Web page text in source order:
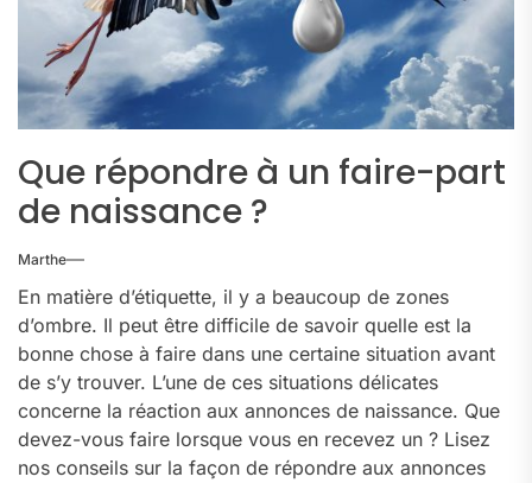
Que répondre à un faire-part
de naissance ?
Marthe
En matière d’étiquette, il y a beaucoup de zones
d’ombre. Il peut être difficile de savoir quelle est la
bonne chose à faire dans une certaine situation avant
de s’y trouver. L’une de ces situations délicates
concerne la réaction aux annonces de naissance. Que
devez-vous faire lorsque vous en recevez un ? Lisez
nos conseils sur la façon de répondre aux annonces